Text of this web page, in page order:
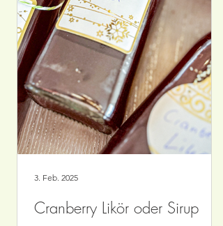
Cranberry Likör oder Sirup
3. Feb. 2025